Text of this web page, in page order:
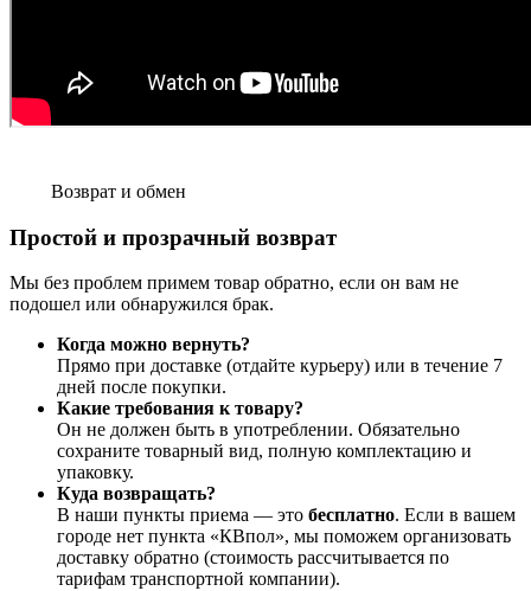
Возврат и обмен
Простой и прозрачный возврат
Мы без проблем примем товар обратно, если он вам не
подошел или обнаружился брак.
Когда можно вернуть?
Прямо при доставке (отдайте курьеру) или в течение 7
дней после покупки.
Какие требования к товару?
Он не должен быть в употреблении. Обязательно
сохраните товарный вид, полную комплектацию и
упаковку.
Куда возвращать?
В наши пункты приема — это бесплатно. Если в вашем
городе нет пункта «КВпол», мы поможем организовать
доставку обратно (стоимость рассчитывается по
тарифам транспортной компании).